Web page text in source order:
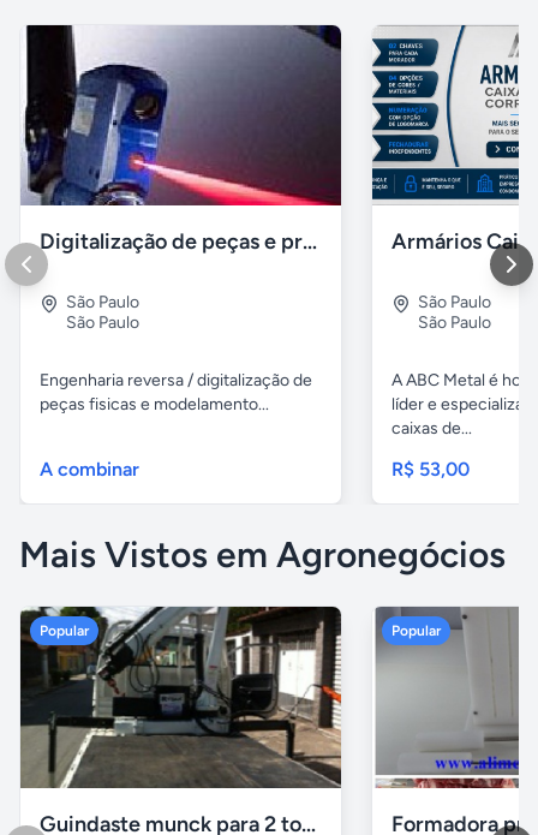
Digitalização de peças e produtos / impressão 3D polyworks
São Paulo
São Paulo
Engenharia reversa / digitalização de
peças fisicas e modelamento...
A combinar
São Paulo
São Paulo
A ABC Metal é
líder e
caixas de...
R$ 53,00
Mais Vistos em Agronegócios
Popular
Guindaste munck para 2 toneladas
Popular